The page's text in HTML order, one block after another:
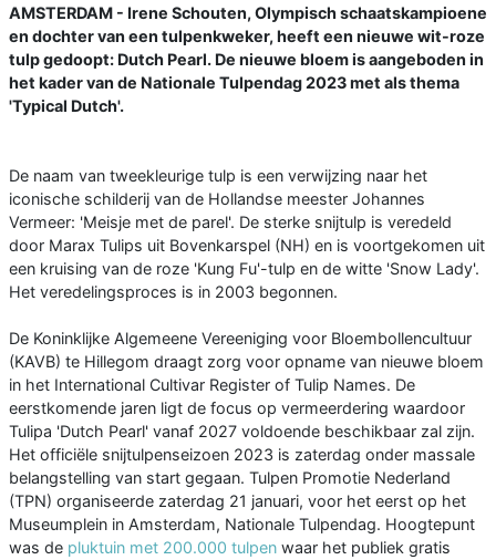
AMSTERDAM - Irene Schouten, Olympisch schaatskampioene
en dochter van een tulpenkweker, heeft een nieuwe wit-roze
tulp gedoopt: Dutch Pearl. De nieuwe bloem is aangeboden in
het kader van de Nationale Tulpendag 2023 met als thema
'Typical Dutch'.
De naam van tweekleurige tulp is een verwijzing naar het
iconische schilderij van de Hollandse meester Johannes
Vermeer: 'Meisje met de parel'. De sterke snijtulp is veredeld
door Marax Tulips uit Bovenkarspel (NH) en is voortgekomen uit
een kruising van de roze 'Kung Fu'-tulp en de witte 'Snow Lady'.
Het veredelingsproces is in 2003 begonnen.
De Koninklijke Algemeene Vereeniging voor Bloembollencultuur
(KAVB) te Hillegom draagt zorg voor opname van nieuwe bloem
in het International Cultivar Register of Tulip Names. De
eerstkomende jaren ligt de focus op vermeerdering waardoor
Tulipa 'Dutch Pearl' vanaf 2027 voldoende beschikbaar zal zijn.
Het officiële snijtulpenseizoen 2023 is zaterdag onder massale
belangstelling van start gegaan. Tulpen Promotie Nederland
(TPN) organiseerde zaterdag 21 januari, voor het eerst op het
Museumplein in Amsterdam, Nationale Tulpendag. Hoogtepunt
was de pluktuin met 200.000 tulpen waar het publiek gratis